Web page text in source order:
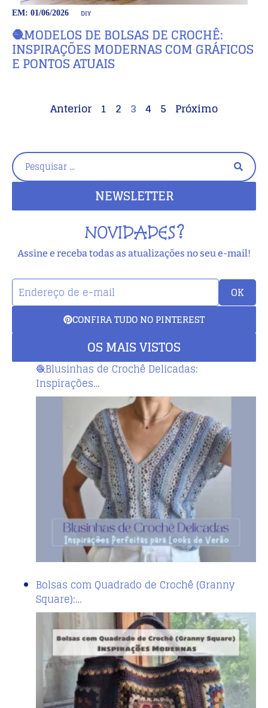
EM: 01/06/2026 DIY
🧶MODELOS DE BOLSAS DE CROCHÊ:
INSPIRAÇÕES MODERNAS COM GRÁFICOS
E PONTOS ATUAIS
Anterior 1 2 3 4 5 Próximo
NEWSLETTER
NOVIDADES?
Assine e receba todas as atualizações no seu e-mail!
OK
CONFIRA TUDO NO PINTEREST
OS MAIS VISTOS
🧶Blusinhas de Crochê Delicadas:
Inspirações…
Bolsas com Quadrado de Crochê (Granny
Square):…